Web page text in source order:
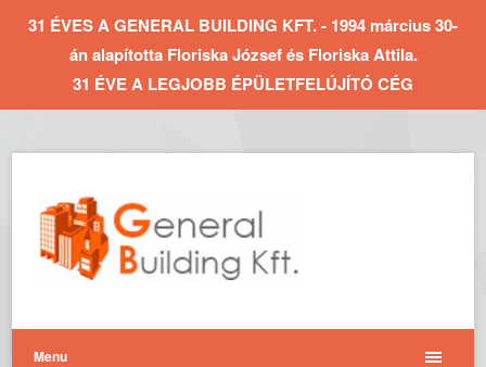
31 ÉVES A GENERAL BUILDING KFT. - 1994 március 30-
án alapította Floriska József és Floriska Attila.
31 ÉVE A LEGJOBB ÉPÜLETFELÚJÍTÓ CÉG
Menu